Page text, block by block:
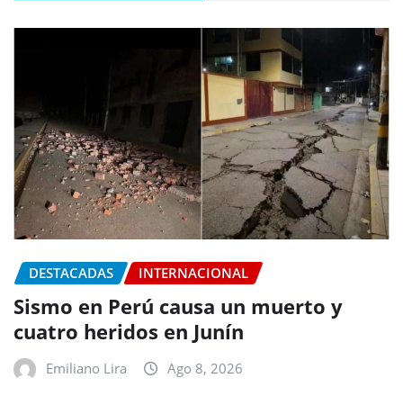
DESTACADAS INTERNACIONAL
Sismo en Perú causa un muerto y
cuatro heridos en Junín
Emiliano Lira Ago 8, 2026